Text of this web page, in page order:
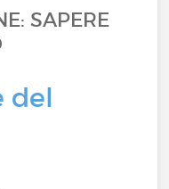
SAPERE
del